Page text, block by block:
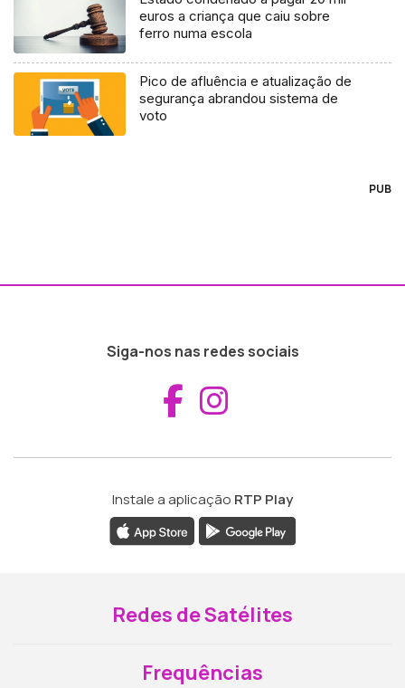
euros a criança que caiu sobre
ferro numa escola
Pico de afluência e atualização de
segurança abrandou sistema de
voto
PUB
Siga-nos nas redes sociais
Aceder ao
Instale a aplicação RTP Play
Redes de Satélites
Frequências